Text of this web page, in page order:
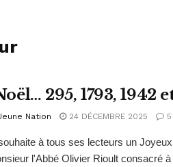
295, 1793, 1942
Nation 24 DÉCEMBRE 2025 5
à tous ses lecteurs un
l'Abbé Olivier Rioult consacré à